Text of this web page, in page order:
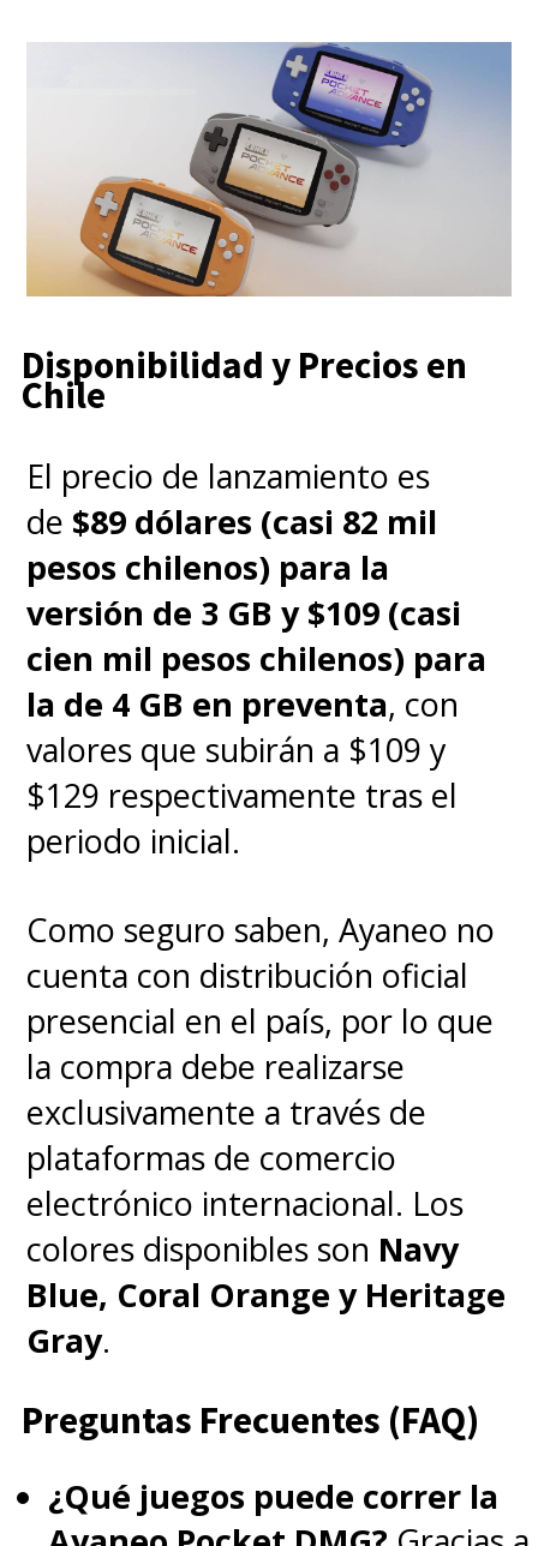
Disponibilidad y Precios en
Chile
El precio de lanzamiento es
de $89 dólares (casi 82 mil
pesos chilenos) para la
versión de 3 GB y $109 (casi
cien mil pesos chilenos) para
la de 4 GB en preventa, con
valores que subirán a $109 y
$129 respectivamente tras el
periodo inicial.
Como seguro saben, Ayaneo no
cuenta con distribución oficial
presencial en el país, por lo que
la compra debe realizarse
exclusivamente a través de
plataformas de comercio
electrónico internacional. Los
colores disponibles son Navy
Blue, Coral Orange y Heritage
Gray.
Preguntas Frecuentes (FAQ)
¿Qué juegos puede correr la